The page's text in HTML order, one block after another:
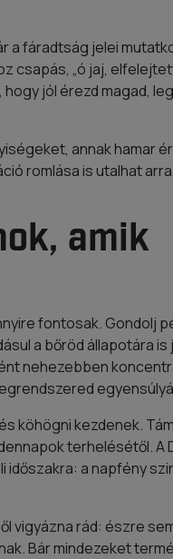
a fáradtság jelei
„ó jaj,
jól érezd magad,
annak hamar
romlása is utalhat
amik
fontosak. Gondolj
a bőröd állapotára is
nehezebben
köhögni kezdenek.
terhelésétől. A
a napfény
vigyázna rád: észre
Bár mindezeket